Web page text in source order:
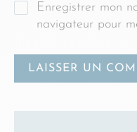
Enregistrer mon
navigateur pour